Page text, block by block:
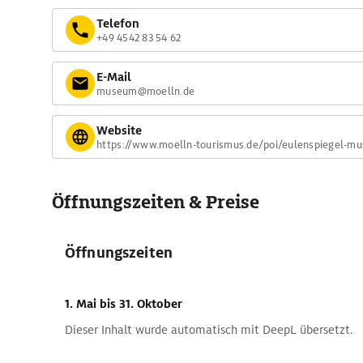
Telefon
+49 4542 83 54 62
E-Mail
museum@moelln.de
Website
https://www.moelln-tourismus.de/poi/eulenspiegel-
Öffnungszeiten & Preise
Öffnungszeiten
1. Mai bis 31. Oktober
Dieser Inhalt wurde automatisch mit DeepL übersetzt.